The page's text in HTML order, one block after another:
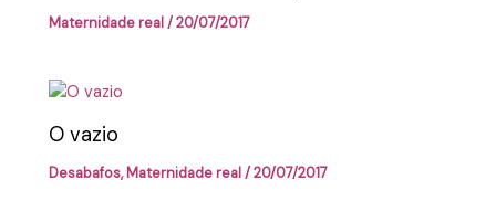
Maternidade real/20/07/2017
O vazio
Desabafos,Maternidade real/20/07/2017